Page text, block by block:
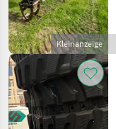
Kleinanzeige